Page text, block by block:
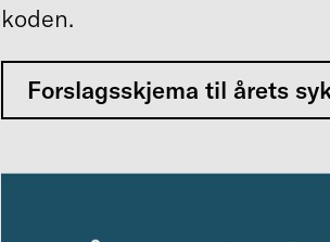
koden.
Forslagsskjema til årets